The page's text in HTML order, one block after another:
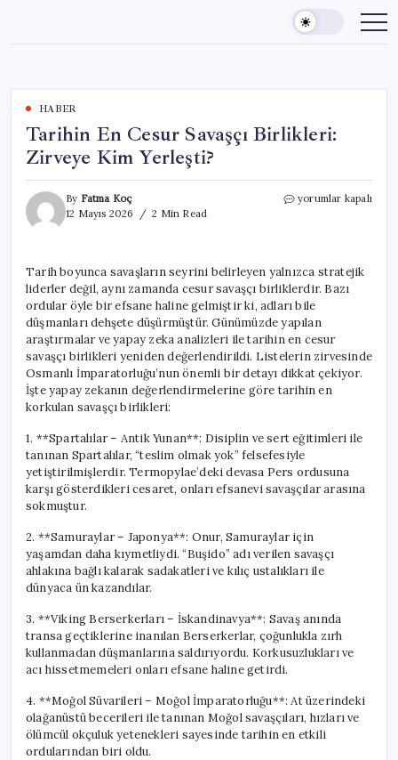
content
HABER
Tarihin En Cesur Savaşçı Birlikleri:
Zirveye Kim Yerleşti?
By Fatma Koç
12 Mayıs 2026
2 Min Read
Tarihin
Zirveye
Kim
Yerleşti?
için
yorumlar kapalı
Tarih boyunca savaşların seyrini belirleyen yalnızca stratejik
liderler değil, aynı zamanda cesur savaşçı birliklerdir. Bazı
ordular öyle bir efsane haline gelmiştir ki, adları bile
düşmanları dehşete düşürmüştür. Günümüzde yapılan
araştırmalar ve yapay zeka analizleri ile tarihin en cesur
savaşçı birlikleri yeniden değerlendirildi. Listelerin zirvesinde
Osmanlı İmparatorluğu’nun önemli bir detayı dikkat çekiyor.
İşte yapay zekanın değerlendirmelerine göre tarihin en
korkulan savaşçı birlikleri:
1. **Spartalılar – Antik Yunan**: Disiplin ve sert eğitimleri ile
tanınan Spartalılar, “teslim olmak yok” felsefesiyle
yetiştirilmişlerdir. Termopylae’deki devasa Pers ordusuna
karşı gösterdikleri cesaret, onları efsanevi savaşçılar arasına
sokmuştur.
2. **Samuraylar – Japonya**: Onur, Samuraylar için
yaşamdan daha kıymetliydi. “Buşido” adı verilen savaşçı
ahlakına bağlı kalarak sadakatleri ve kılıç ustalıkları ile
dünyaca ün kazandılar.
3. **Viking Berserkerları – İskandinavya**: Savaş anında
transa geçtiklerine inanılan Berserkerlar, çoğunlukla zırh
kullanmadan düşmanlarına saldırıyordu. Korkusuzlukları ve
acı hissetmemeleri onları efsane haline getirdi.
4. **Moğol Süvarileri – Moğol İmparatorluğu**: At üzerindeki
olağanüstü becerileri ile tanınan Moğol savaşçıları, hızları ve
ölümcül okçuluk yetenekleri sayesinde tarihin en etkili
ordularından biri oldu.